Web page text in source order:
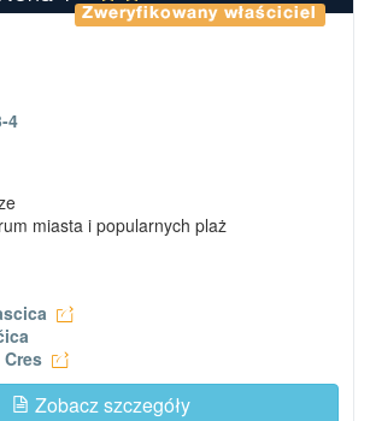
Zweryfikowany właściciel
4
miasta i popularnych plaż
Zobacz szczegóły